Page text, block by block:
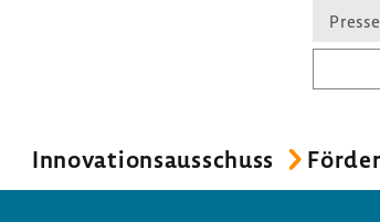
Presse
Inno­va­ti­ons­aus­schuss